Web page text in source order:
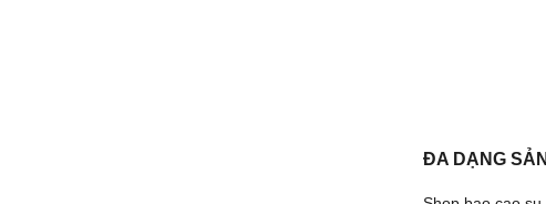
ĐA DẠNG